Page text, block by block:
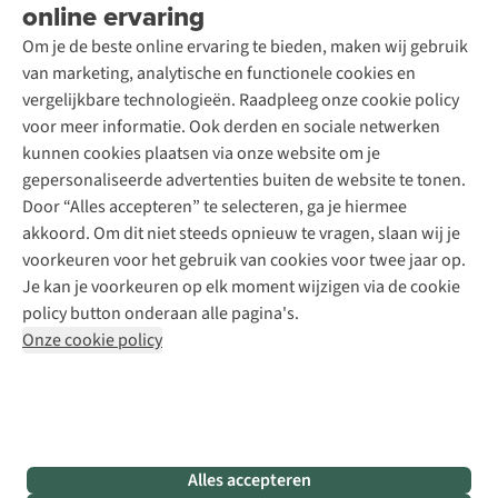
online ervaring
Om je de beste online ervaring te bieden, maken wij gebruik
van marketing, analytische en functionele cookies en
vergelijkbare technologieën. Raadpleeg onze cookie policy
voor meer informatie. Ook derden en sociale netwerken
kunnen cookies plaatsen via onze website om je
gepersonaliseerde advertenties buiten de website te tonen.
Door “Alles accepteren” te selecteren, ga je hiermee
akkoord. Om dit niet steeds opnieuw te vragen, slaan wij je
voorkeuren voor het gebruik van cookies voor twee jaar op.
Je kan je voorkeuren op elk moment wijzigen via de cookie
policy button onderaan alle pagina's.
Onze cookie policy
Alles accepteren
Contact
Toegankelijkheidsverklaring
Schoenonderhoud
Schoenherstelling
Kledingherstelling
Retouches
Voor bedrijven
Podcast
Explore Academy
Explore Camp
Gear Check
Inspiratie & advies
Meld je aan voor de nieuwsbrief
Follow us
Disclaimer Privacy Policy
Algemene voorwaarden
Cookie Policy